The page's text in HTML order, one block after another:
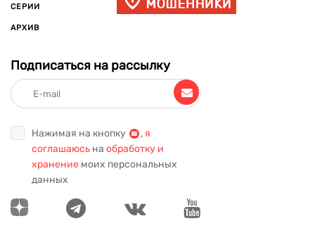
СЕРИИ
АРХИВ
Подписаться на рассылку
Нажимая на кнопку , я
соглашаюсь на обработку и
хранение моих персональных
данных